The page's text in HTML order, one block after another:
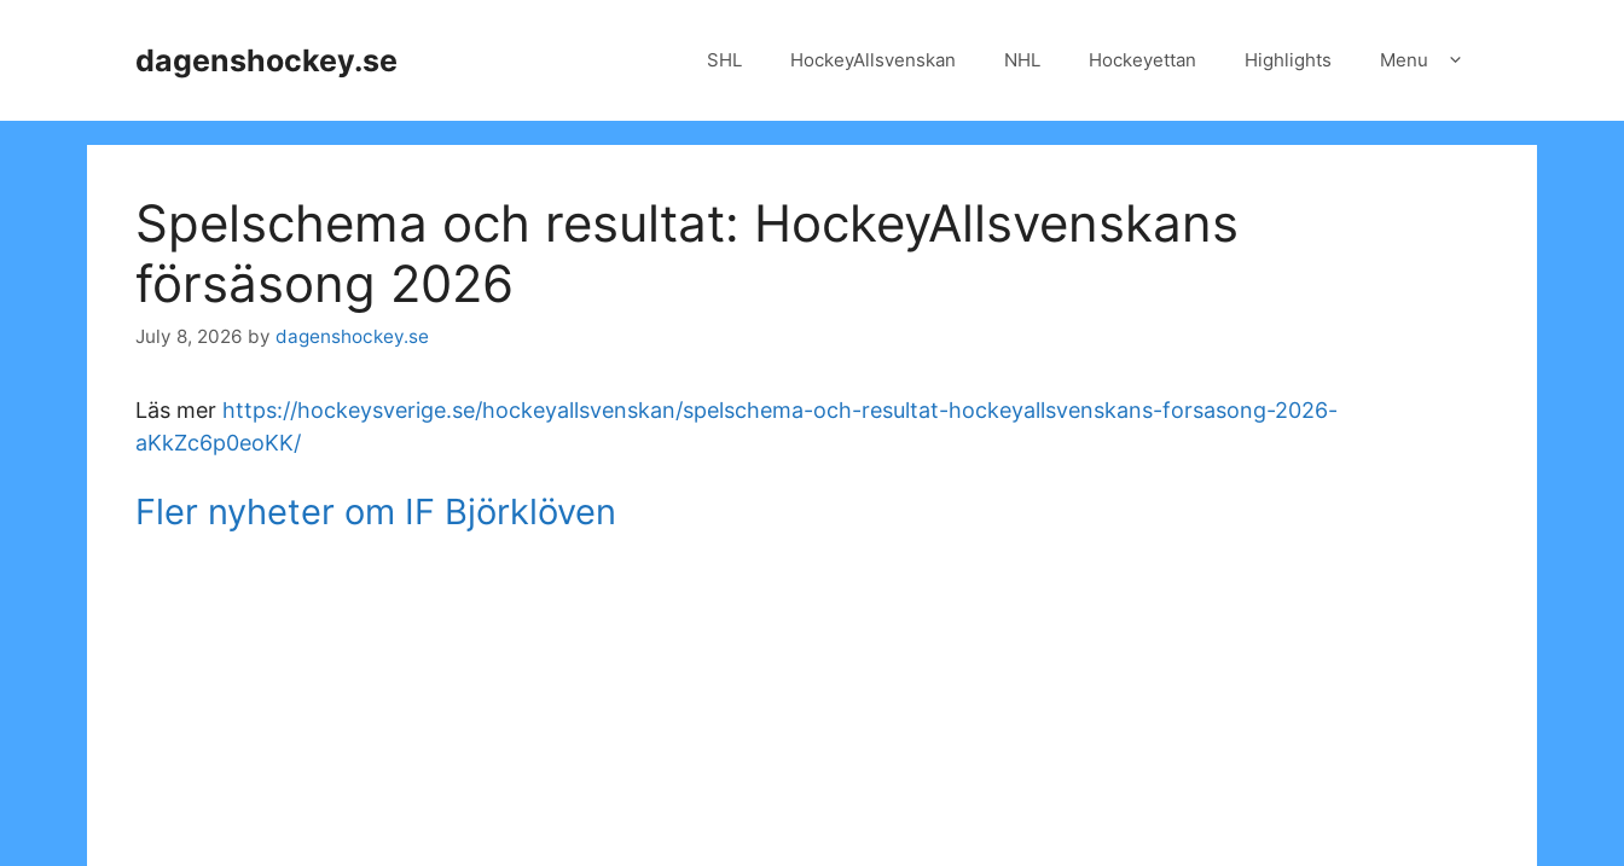
dagenshockey.se SHL HockeyAllsvenskan NHL Hockeyettan Highlights Menu
Spelschema och resultat: HockeyAllsvenskans
försäsong 2026
July 8, 2026 by dagenshockey.se
Läs mer https://hockeysverige.se/hockeyallsvenskan/spelschema-och-resultat-hockeyallsvenskans-forsasong-2026-
aKkZc6p0eoKK/
Fler nyheter om IF Björklöven